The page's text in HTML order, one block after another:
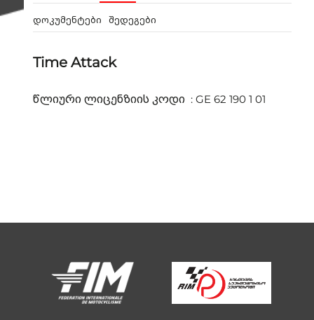
დოკუმენტები შედეგები
Time Attack
წლიური ლიცენზიის კოდი : GE 62 190 1 01